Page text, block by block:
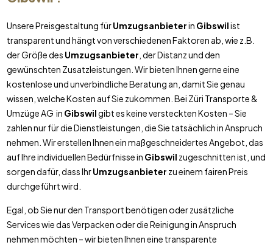
Unsere Preisgestaltung fürUmzugsanbieterin Gibswilist
transparent und hängt von verschiedenen Faktoren ab, wie z.B.
der Größe des Umzugsanbieter , der Distanz und den
gewünschten Zusatzleistungen. Wir bieten Ihnen gerne eine
kostenlose und unverbindliche Beratung an, damit Sie genau
wissen, welche Kosten auf Sie zukommen. Bei Züri Transporte &
Umzüge AG in Gibswilgibt es keine versteckten Kosten – Sie
zahlen nur für die Dienstleistungen, die Sie tatsächlich in Anspruch
nehmen. Wir erstellen Ihnen ein maßgeschneidertes Angebot, das
auf Ihre individuellen Bedürfnisse in Gibswil zugeschnitten ist, und
sorgen dafür, dass IhrUmzugsanbieter zu einem fairen Preis
durchgeführt wird.
Egal, ob Sie nur den Transport benötigen oder zusätzliche
Services wie das Verpacken oder die Reinigung in Anspruch
nehmen möchten – wir bieten Ihnen eine transparente